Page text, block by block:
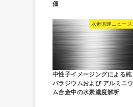
価
水素関連ニュース
中性子イメージングによる純
パラジウムおよび アルミニウ
ム合金中の水素濃度解析